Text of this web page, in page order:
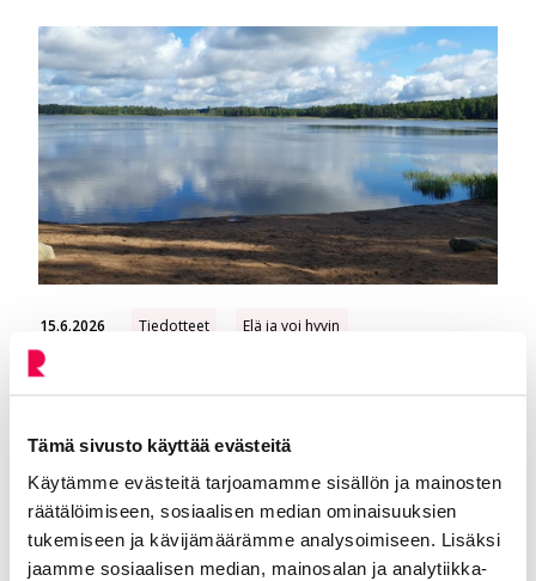
Tämä sivusto käyttää evästeitä
Käytämme evästeitä tarjoamamme sisällön ja mainosten
räätälöimiseen, sosiaalisen median ominaisuuksien
tukemiseen ja kävijämäärämme analysoimiseen. Lisäksi
jaamme sosiaalisen median, mainosalan ja analytiikka-
15.6.2026 Tiedotteet Elä ja voi hyvin
Ympäristöterveydenhuolto
seurataan koko kesän ajan
7.8.2026 Tiedotteet Opi ja kasvata Lukio
Riihimäellä koulutaipaleensa aloittaa noin 225
ekaluokkalaista